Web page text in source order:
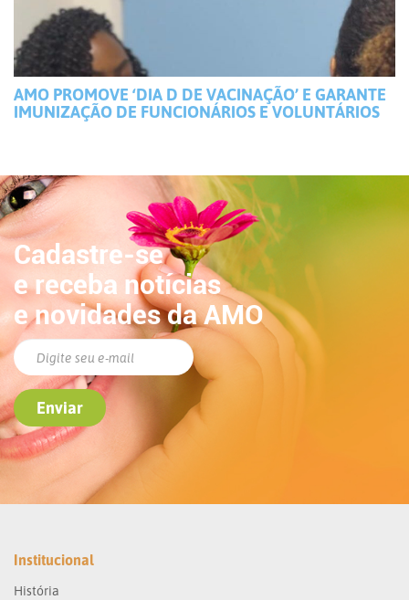
AMO PROMOVE ‘DIA D DE VACINAÇÃO’ E GARANTE
IMUNIZAÇÃO DE FUNCIONÁRIOS E VOLUNTÁRIOS
Cadastre-se
e receba notícias
e novidades da AMO
Institucional
História